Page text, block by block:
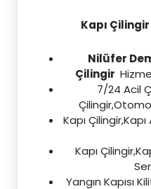
Kapı
Nilüfer
Çilingir
7/24 Acil
Kapı
Kapı
Yangın Kapısı